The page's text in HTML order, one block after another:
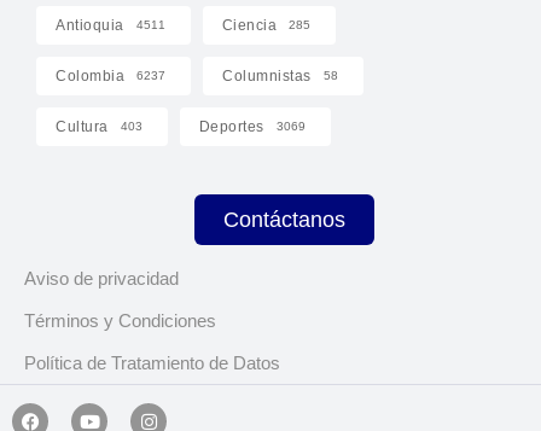
Antioquia 4511 Ciencia 285
Colombia 6237 Columnistas 58
Cultura 403 Deportes 3069
Contáctanos
Aviso de privacidad
Términos y Condiciones
Política de Tratamiento de Datos